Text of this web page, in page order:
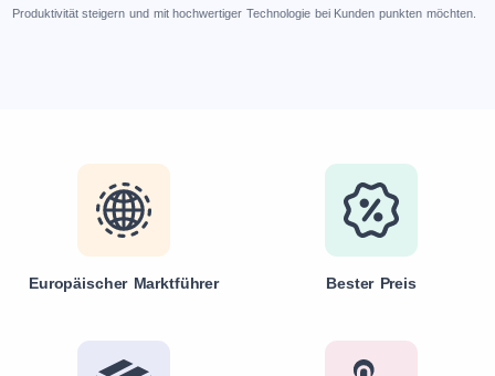
Produktivität steigern und mit hochwertiger Technologie bei Kunden punkten möchten.
Europäischer Marktführer Bester Preis